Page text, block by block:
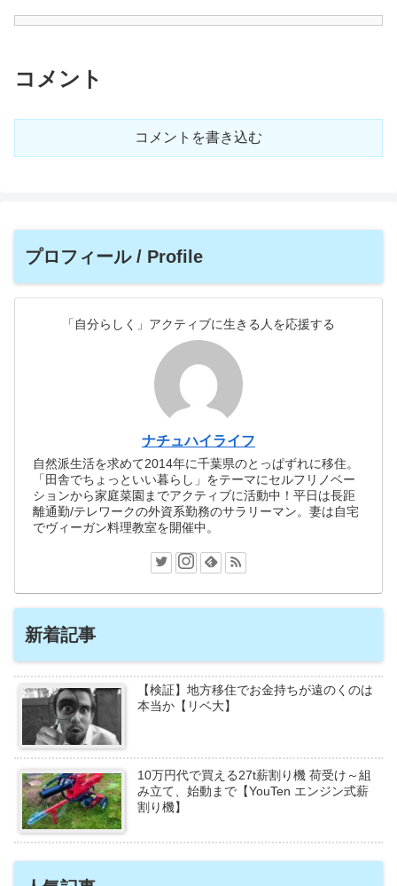
コメント
コメントを書き込む
プロフィール / Profile
「自分らしく」アクティブに生きる人を応援する
ナチュハイライフ
自然派生活を求めて2014年に千葉県のとっぱずれに移住。
「田舎でちょっといい暮らし」をテーマにセルフリノベー
ションから家庭菜園までアクティブに活動中！平日は長距
離通勤/テレワークの外資系勤務のサラリーマン。妻は自宅
でヴィーガン料理教室を開催中。
新着記事
【検証】地方移住でお金持ちが遠のくのは
本当か【リベ大】
10万円代で買える27t薪割り機 荷受け～組
み立て、始動まで【YouTen エンジン式薪
割り機】